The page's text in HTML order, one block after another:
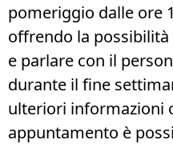
pomeriggio dalle ore
offrendo la possibilità
e parlare con il
durante il fine
ulteriori informazioni
appuntamento è